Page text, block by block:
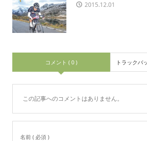
2015.12.01
コメント ( 0 ) トラックバ
この記事へのコメントはありません。
名前 ( 必須 )